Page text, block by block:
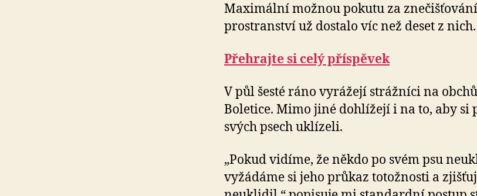
Maximální možnou pokutu za
prostranství už dostalo víc než deset z nich.
Přehrajte si celý příspěvek
V půl šesté ráno vyrážejí strážníci na
Boletice. Mimo jiné dohlížejí i na to, aby si
svých psech uklízeli.
„Pokud vidíme, že někdo po svém psu
vyžádáme si jeho průkaz totožnosti a